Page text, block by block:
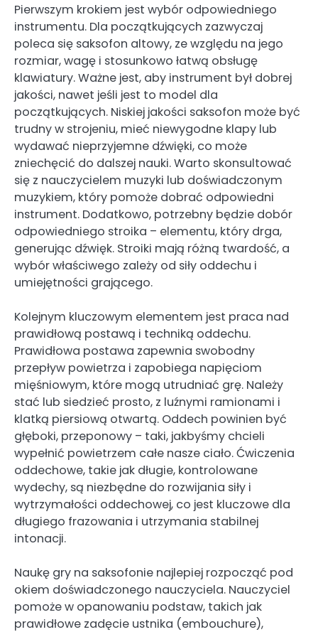
Pierwszym krokiem jest wybór odpowiedniego
instrumentu. Dla początkujących zazwyczaj
poleca się saksofon altowy, ze względu na jego
rozmiar, wagę i stosunkowo łatwą obsługę
klawiatury. Ważne jest, aby instrument był dobrej
jakości, nawet jeśli jest to model dla
początkujących. Niskiej jakości saksofon może być
trudny w strojeniu, mieć niewygodne klapy lub
wydawać nieprzyjemne dźwięki, co może
zniechęcić do dalszej nauki. Warto skonsultować
się z nauczycielem muzyki lub doświadczonym
muzykiem, który pomoże dobrać odpowiedni
instrument. Dodatkowo, potrzebny będzie dobór
odpowiedniego stroika – elementu, który drga,
generując dźwięk. Stroiki mają różną twardość, a
wybór właściwego zależy od siły oddechu i
umiejętności grającego.
Kolejnym kluczowym elementem jest praca nad
prawidłową postawą i techniką oddechu.
Prawidłowa postawa zapewnia swobodny
przepływ powietrza i zapobiega napięciom
mięśniowym, które mogą utrudniać grę. Należy
stać lub siedzieć prosto, z luźnymi ramionami i
klatką piersiową otwartą. Oddech powinien być
głęboki, przeponowy – taki, jakbyśmy chcieli
wypełnić powietrzem całe nasze ciało. Ćwiczenia
oddechowe, takie jak długie, kontrolowane
wydechy, są niezbędne do rozwijania siły i
wytrzymałości oddechowej, co jest kluczowe dla
długiego frazowania i utrzymania stabilnej
intonacji.
Naukę gry na saksofonie najlepiej rozpocząć pod
okiem doświadczonego nauczyciela. Nauczyciel
pomoże w opanowaniu podstaw, takich jak
prawidłowe zadęcie ustnika (embouchure),